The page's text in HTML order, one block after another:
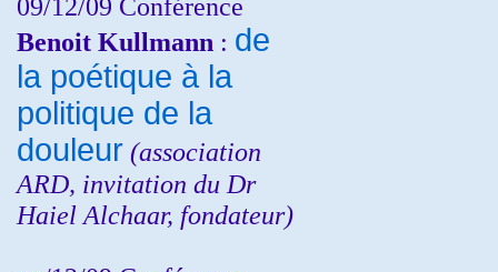
09/12/09 Conférence
Benoit Kullmann : de
la poétique à la
politique de la
douleur (association
ARD, invitation du Dr
Haiel Alchaar, fondateur)